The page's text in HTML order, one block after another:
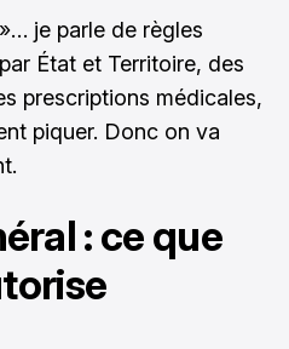
je parle de règles
État et Territoire, des
prescriptions médicales,
piquer. Donc on va
: ce que